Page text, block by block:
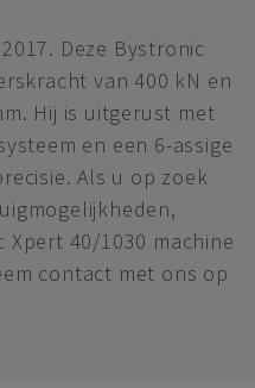
Deze Bystronic
van 400 kN en
Hij is uitgerust met
en een 6-assige
Als u op zoek
40/1030 machine
contact met ons op